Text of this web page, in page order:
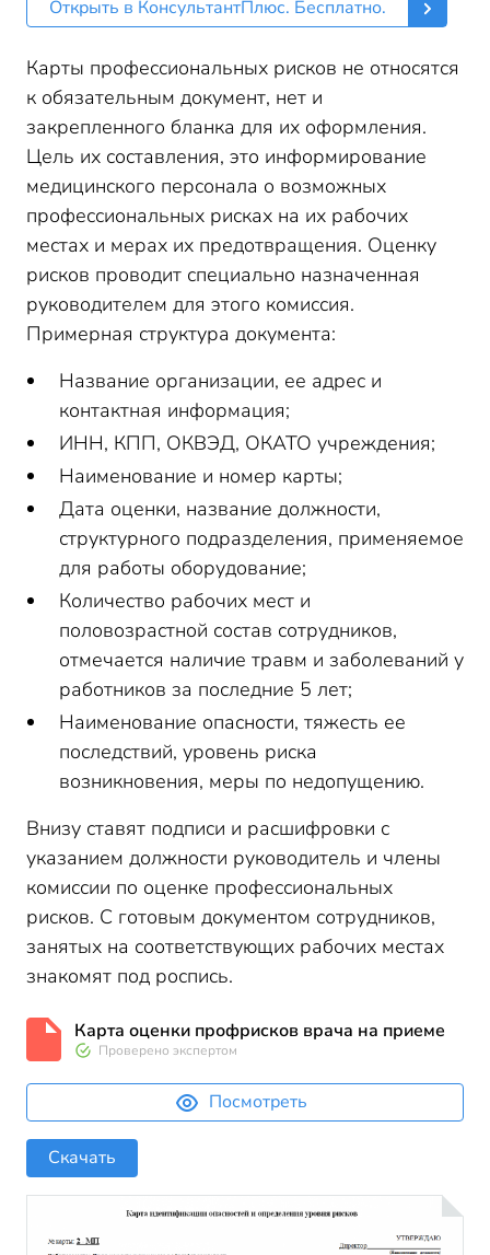
Открыть в КонсультантПлюс. Бесплатно.
Карты профессиональных рисков не относятся
к обязательным документ, нет и
закрепленного бланка для их оформления.
Цель их составления, это информирование
медицинского персонала о возможных
профессиональных рисках на их рабочих
местах и мерах их предотвращения. Оценку
рисков проводит специально назначенная
руководителем для этого комиссия.
Примерная структура документа:
Название организации, ее адрес и
контактная информация;
ИНН, КПП, ОКВЭД, ОКАТО учреждения;
Наименование и номер карты;
Дата оценки, название должности,
структурного подразделения, применяемое
для работы оборудование;
Количество рабочих мест и
половозрастной состав сотрудников,
отмечается наличие травм и заболеваний у
работников за последние 5 лет;
Наименование опасности, тяжесть ее
последствий, уровень риска
возникновения, меры по недопущению.
Внизу ставят подписи и расшифровки с
указанием должности руководитель и члены
комиссии по оценке профессиональных
рисков. С готовым документом сотрудников,
занятых на соответствующих рабочих местах
знакомят под роспись.
Карта оценки профрисков врача на приеме
Проверено экспертом
Посмотреть
Скачать